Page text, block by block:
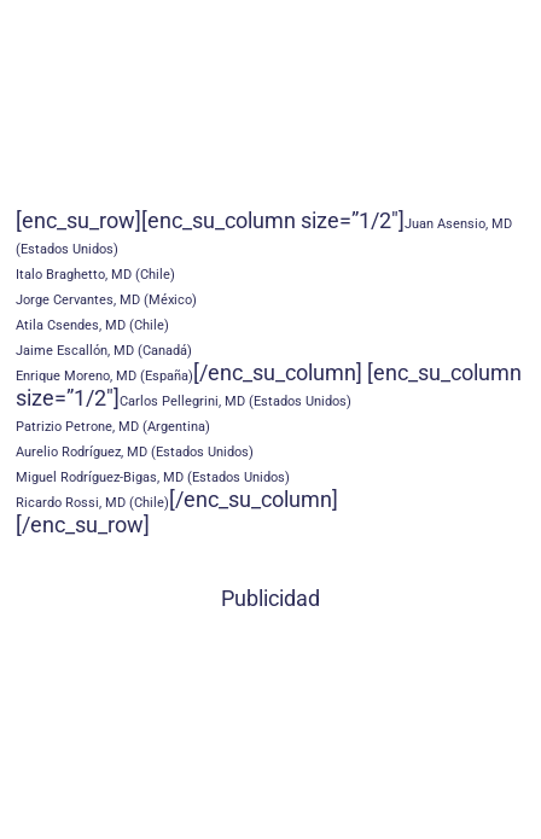
[enc_su_row][enc_su_column size=”1/2″] Juan Asensio, MD
(Estados Unidos)
Italo Braghetto, MD (Chile)
Jorge Cervantes, MD (México)
Atila Csendes, MD (Chile)
Jaime Escallón, MD (Canadá)
Enrique Moreno, MD (España) [/enc_su_column] [enc_su_column
size=”1/2″] Carlos Pellegrini, MD (Estados Unidos)
Patrizio Petrone, MD (Argentina)
Aurelio Rodríguez, MD (Estados Unidos)
Miguel Rodríguez-Bigas, MD (Estados Unidos)
Ricardo Rossi, MD (Chile) [/enc_su_column]
[/enc_su_row]
Publicidad